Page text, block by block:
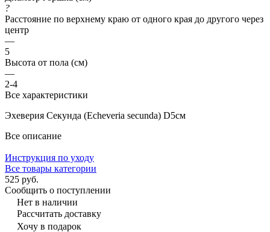
?
Расстояние по верхнему краю от одного края до другого через
центр
—
5
Высота от пола (см)
—
2-4
Все характеристики
Эхеверия Секунда (Echeveria secunda) D5см
Все описание
Инструкция по уходу
Все товары категории
525 руб.
Сообщить о поступлении
Нет в наличии
Рассчитать доставку
Хочу в подарок